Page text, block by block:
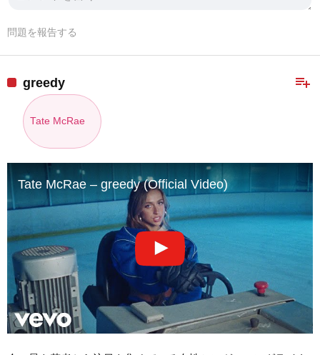
問題を報告する
playlist_add
greedy
Tate McRae
Tate McRae – greedy (Official Video)